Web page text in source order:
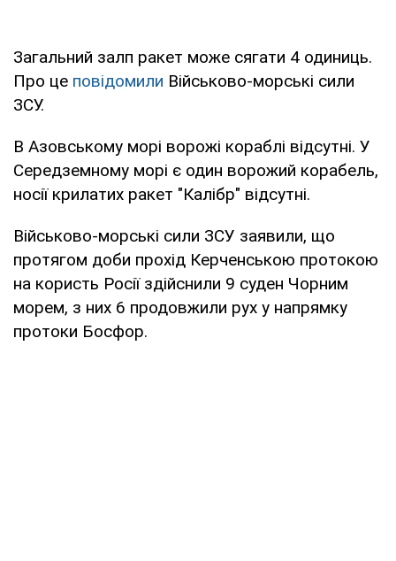
Загальний залп ракет може сягати 4 одиниць.
Про це повідомили Військово-морські сили
ЗСУ.
В Азовському морі ворожі кораблі відсутні. У
Середземному морі є один ворожий корабель,
носії крилатих ракет "Калібр" відсутні.
Військово-морські сили ЗСУ заявили, що
протягом доби прохід Керченською протокою
на користь Росії здійснили 9 суден Чорним
морем, з них 6 продовжили рух у напрямку
протоки Босфор.